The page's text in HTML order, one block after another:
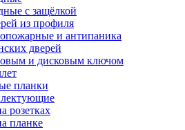
с защёлкой
из профиля
и антипаника
дверей
и дисковым ключом
планки
розетках
планке